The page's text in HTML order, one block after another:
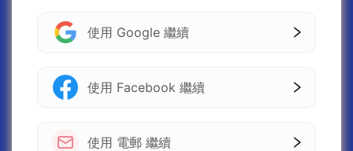
使用 Google 繼續
使用 Facebook 繼續
使用 電郵 繼續